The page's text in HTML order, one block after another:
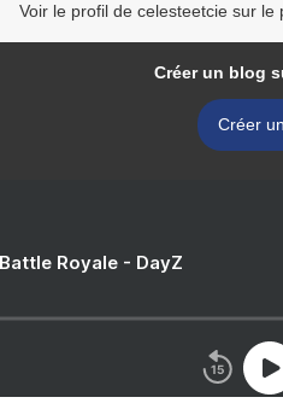
Voir le profil de celesteetcie sur le
Créer un blog
Créer
Royale - DayZ